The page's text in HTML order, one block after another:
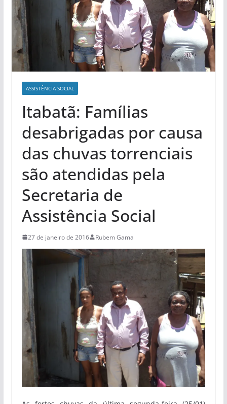
ASSISTÊNCIA SOCIAL
Itabatã: Famílias
desabrigadas por causa
das chuvas torrenciais
são atendidas pela
Secretaria de
Assistência Social
27 de janeiro de 2016 Rubem Gama